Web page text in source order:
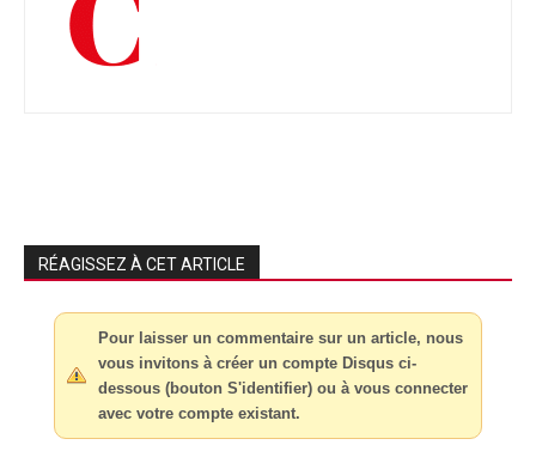
RÉAGISSEZ À CET ARTICLE
Pour laisser un commentaire sur un article, nous
vous invitons à créer un compte Disqus ci-
dessous (bouton S'identifier) ou à vous connecter
avec votre compte existant.